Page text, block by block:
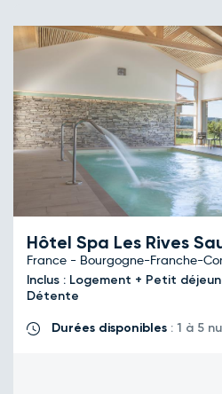
Hôtel Spa Les Rives
France - Bourgogne-Franche-
Inclus : Logement + Petit
Détente
Durées disponibles : 1 à 5